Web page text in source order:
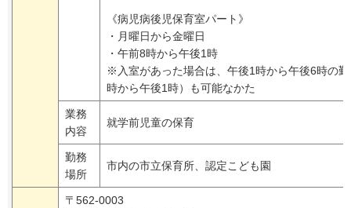
《病児病後児保育室パート》
・月曜日から金曜日
・午前8時から午後1時
※入室があった場合は、午後1時から午後6時の
時から午後1時）も可能なかた
業務
内容
就学前児童の保育
勤務
場所
市内の市立保育所、認定こども園
〒562-0003